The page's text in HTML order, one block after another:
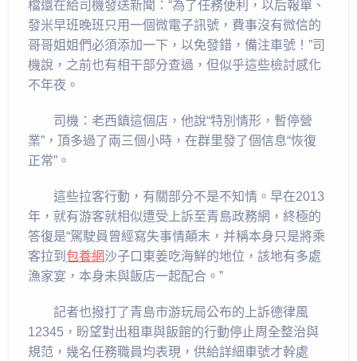
檔還在給司機發送新聞：“為了任務便利，以后報單、
發米早班晚班只用一個微電子訊號，費事沒有微信的
哥哥姐姐們必須添加一下，以免發錯，備注車號！”司
機說，之前也有相干部分查過，但似乎這些檢討感化
不年夜。
司機：老西鎮這個店，他說“特別情形，暫停營
業”，頂多過了兩三個小時，在群里發了個信息“恢復
正常”。
這些拉客行動，有關部分不是不知情。早在2013
年，就有游客就相似遭受上訴至青島政務網，終極的
答復是“駕駛員曾經寫失事情顛末，并稱本身只是將乘
客拉到包養網沙子口東姜吃海鮮的地位，該地有多處
漁家宴，本身未與飯店一起配合。”
記者也撥打了青島市游玩局公布的上訴德律風
12345，盼望對出租車與飯館的行動停止周全整治與
規范，幾名任務職員均表現，供給詳細車號才幹處